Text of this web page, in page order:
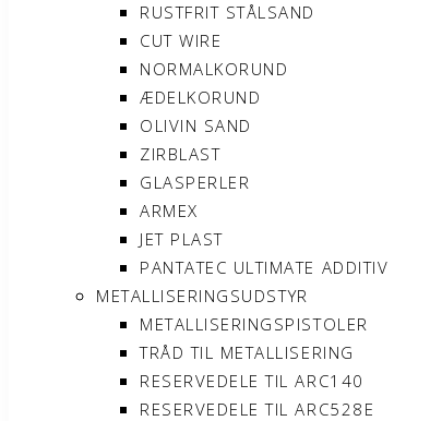
RUSTFRIT STÅLSAND
CUT WIRE
NORMALKORUND
ÆDELKORUND
OLIVIN SAND
ZIRBLAST
GLASPERLER
ARMEX
JET PLAST
PANTATEC ULTIMATE ADDITIV
METALLISERINGSUDSTYR
METALLISERINGSPISTOLER
TRÅD TIL METALLISERING
RESERVEDELE TIL ARC140
RESERVEDELE TIL ARC528E